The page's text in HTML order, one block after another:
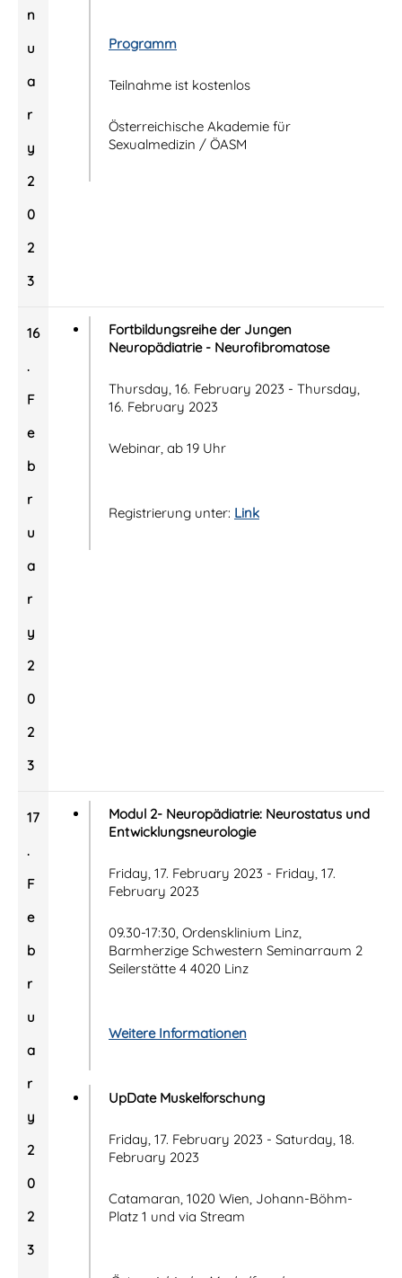
n
u
a
r
y
2
0
2
3
Programm
Teilnahme ist kostenlos
Österreichische Akademie für
Sexualmedizin / ÖASM
16
.
F
e
b
r
u
a
r
y
2
0
2
3
Fortbildungsreihe der Jungen
Neuropädiatrie - Neurofibromatose
Thursday, 16. February 2023 - Thursday,
16. February 2023
Webinar, ab 19 Uhr
Registrierung unter: Link
17
.
F
e
b
r
u
a
r
y
2
0
2
3
Modul 2- Neuropädiatrie: Neurostatus und
Entwicklungsneurologie
Friday, 17. February 2023 - Friday, 17.
February 2023
09.30-17:30, Ordensklinium Linz,
Barmherzige Schwestern Seminarraum 2
Seilerstätte 4 4020 Linz
Weitere Informationen
UpDate Muskelforschung
Friday, 17. February 2023 - Saturday, 18.
February 2023
Catamaran, 1020 Wien, Johann-Böhm-
Platz 1 und via Stream